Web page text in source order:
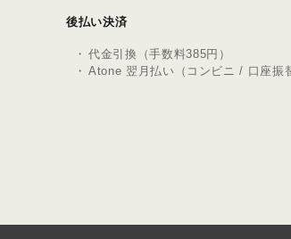
後払い決済
代⾦引換（⼿数料385円）
Atone 翌⽉払い（コンビニ / ⼝座振